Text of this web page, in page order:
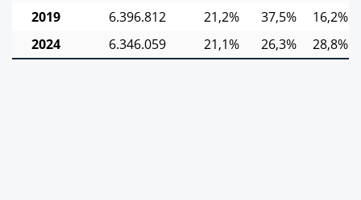
2019
6.396.812 21,2% 37,5% 16,2%
2024
6.346.059 21,1% 26,3% 28,8%